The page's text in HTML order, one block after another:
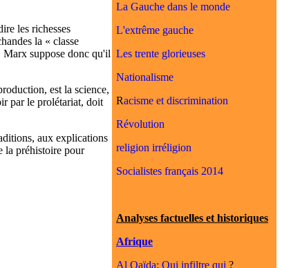
La Gauche dans le monde
L'extrême gauche
Les trente glorieuses
Nationalisme
Racisme et discrimination
Révolution
religion irréligion
Socialistes français 2014
Analyses factuelles et historiques
Afrique
Al Qaïda: Qui infiltre qui ?
les richesses
la « classe
Marx suppose donc qu'il
est la science,
par le prolétariat, doit
aux explications
la préhistoire pour